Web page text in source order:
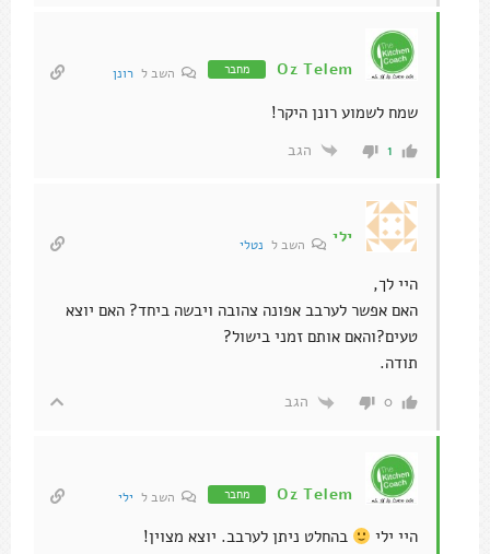
Oz Telem מחבר השב ל רונן
שמח לשמוע רונן היקר!
1 הגב
ילי השב ל נטלי
היי לך,
האם אפשר לערבב אפונה צהובה ויבשה ביחד? האם יוצא
טעים?והאם אותם זמני בישול?
תודה.
0 הגב
Oz Telem מחבר השב ל ילי
היי ילי בהחלט ניתן לערבב. יוצא מצוין!